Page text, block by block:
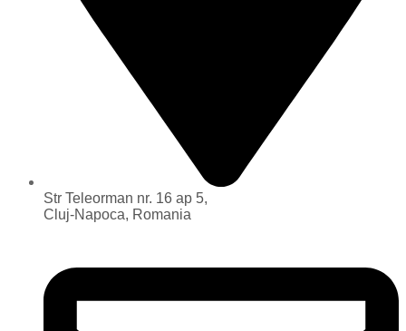
Str Teleorman nr. 16 ap 5,
Cluj-Napoca, Romania